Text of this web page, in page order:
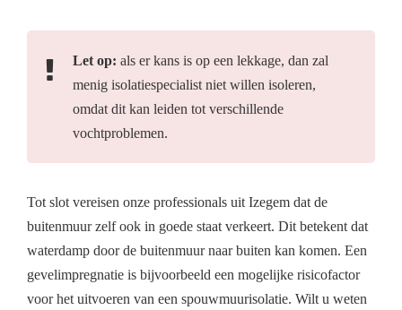
Let op: als er kans is op een lekkage, dan zal
menig isolatiespecialist niet willen isoleren,
omdat dit kan leiden tot verschillende
vochtproblemen.
Tot slot vereisen onze professionals uit Izegem dat de
buitenmuur zelf ook in goede staat verkeert. Dit betekent dat
waterdamp door de buitenmuur naar buiten kan komen. Een
gevelimpregnatie is bijvoorbeeld een mogelijke risicofactor
voor het uitvoeren van een spouwmuurisolatie. Wilt u weten